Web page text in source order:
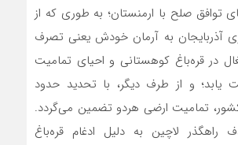
توافق صلح با ارمنستان؛ به طوری که از
آذربایجان به آرمان خودش یعنی تصرف
در قره‌باغ کوهستانی و احیای تمامیت
و از طرف دیگر، با تحدید حدود
تمامیت ارضی هردو تضمین می‌گردد.
راهگذر لاچین به دلیل ادغام قره‌باغ